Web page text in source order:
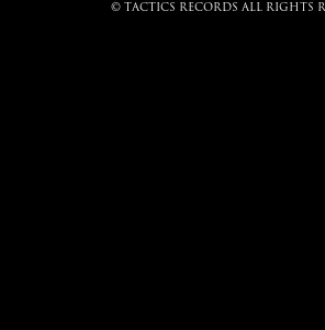
© tactics records all rights